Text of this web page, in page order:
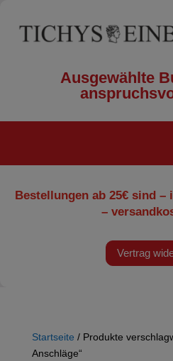
Ausgewählte
Bestellungen ab 25€ sind
–
Vertrag
Startseite / Produkte
Anschläge“